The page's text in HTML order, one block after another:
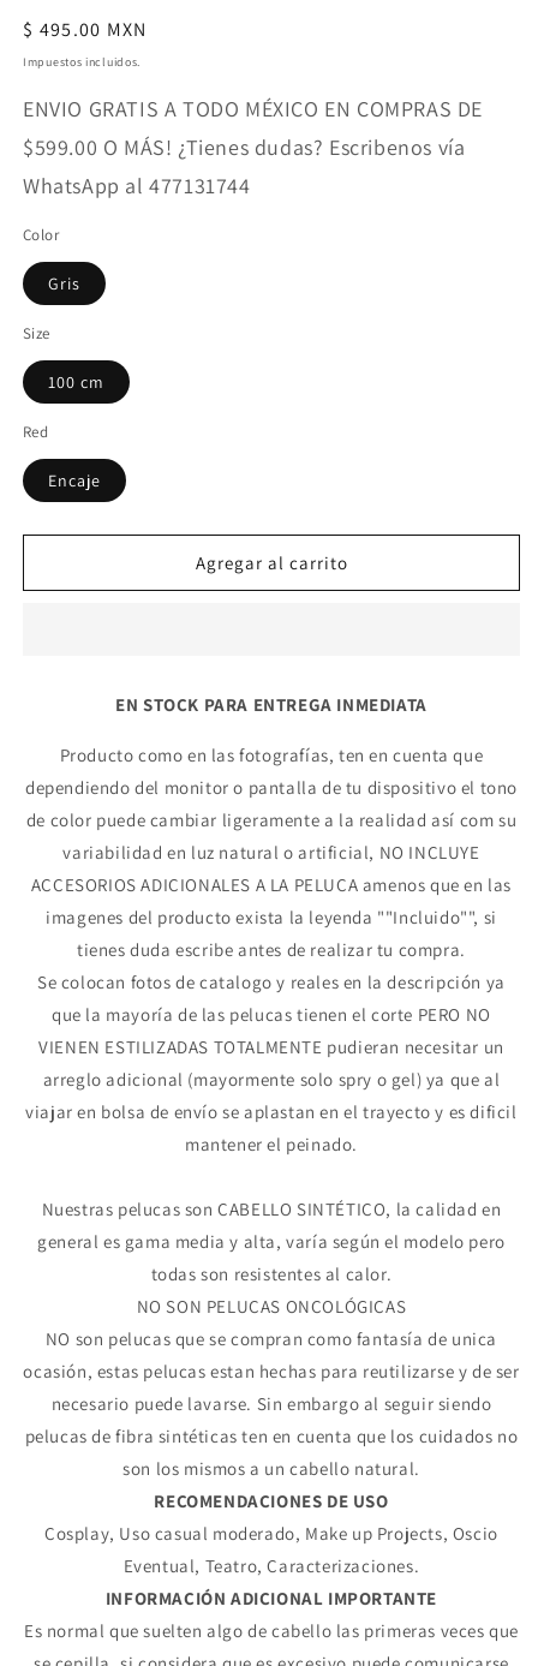
Precio
habitual
$ 495.00 MXN
Impuestos incluidos.
ENVIO GRATIS A TODO MÉXICO EN COMPRAS DE
$599.00 O MÁS! ¿Tienes dudas? Escribenos vía
WhatsApp al 477131744
Color
Gris
Size
100 cm
Red
Encaje
Agregar al carrito
EN STOCK PARA ENTREGA INMEDIATA
Producto como en las fotografías, ten en cuenta que
dependiendo del monitor o pantalla de tu dispositivo el tono
de color puede cambiar ligeramente a la realidad así com su
variabilidad en luz natural o artificial, NO INCLUYE
ACCESORIOS ADICIONALES A LA PELUCA amenos que en las
imagenes del producto exista la leyenda ""Incluido"", si
tienes duda escribe antes de realizar tu compra.
Se colocan fotos de catalogo y reales en la descripción ya
que la mayoría de las pelucas tienen el corte PERO NO
VIENEN ESTILIZADAS TOTALMENTE pudieran necesitar un
arreglo adicional (mayormente solo spry o gel) ya que al
viajar en bolsa de envío se aplastan en el trayecto y es dificil
mantener el peinado.
Nuestras pelucas son CABELLO SINTÉTICO, la calidad en
general es gama media y alta, varía según el modelo pero
todas son resistentes al calor.
NO SON PELUCAS ONCOLÓGICAS
NO son pelucas que se compran como fantasía de unica
ocasión, estas pelucas estan hechas para reutilizarse y de ser
necesario puede lavarse. Sin embargo al seguir siendo
pelucas de fibra sintéticas ten en cuenta que los cuidados no
son los mismos a un cabello natural.
RECOMENDACIONES DE USO
Cosplay, Uso casual moderado, Make up Projects, Oscio
Eventual, Teatro, Caracterizaciones.
INFORMACIÓN ADICIONAL IMPORTANTE
Es normal que suelten algo de cabello las primeras veces que
Compra ahora y paga a meses
sin tarjeta de crédito